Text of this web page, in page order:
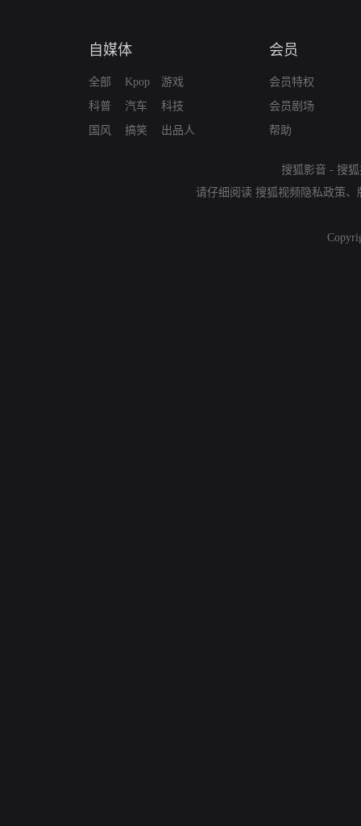
自媒体
全部
科普
国风
Kpop
汽车
搞笑
游戏
科技
出品人
会员
会员特权
会员剧场
帮助
搜狐影音 - 搜
请仔细阅读 搜狐视频隐私政策、